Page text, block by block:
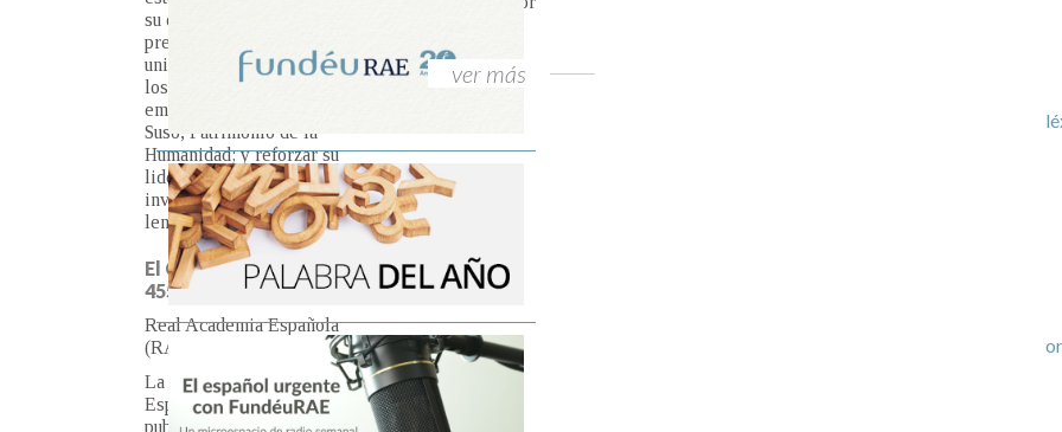
valor universal excepcional
de los monasterios
Suso, Patrimonio de la
Humanidad; y reforzar su
liderazgo en la investigación
sobre la lengua española.
El CORPES supera los
455 millones de formas
Real Academia Española
(RAE)
La Real Academia Española
(RAE) ha publicado la
versión 1.5 del Corpus del
Español del Siglo XXI